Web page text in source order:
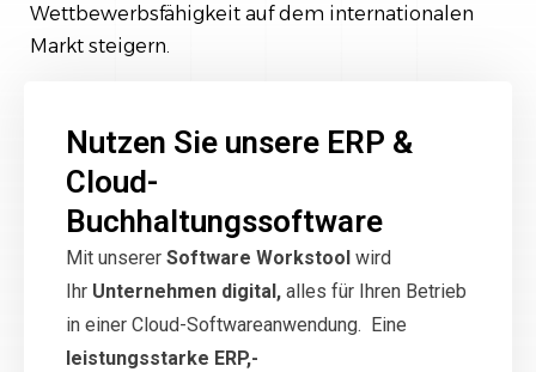
Wettbewerbsfähigkeit auf dem internationalen
Markt steigern.
Nutzen Sie unsere ERP &
Cloud-
Buchhaltungssoftware
Mit unserer Software Workstool wird
Ihr Unternehmen digital, alles für Ihren Betrieb
in einer Cloud-Softwareanwendung. Eine
leistungsstarke ERP,-